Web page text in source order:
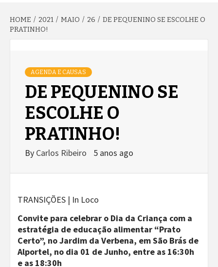
HOME 2021 MAIO 26
DE PEQUENINO SE ESCOLHE O
PRATINHO!
AGENDA E CAUSAS
DE PEQUENINO SE
ESCOLHE O
PRATINHO!
By Carlos Ribeiro 5 anos ago
TRANSIÇÕES | In Loco
Convite para celebrar o Dia da Criança com a
estratégia de educação alimentar “Prato
Certo”, no Jardim da Verbena, em São Brás de
Alportel, no dia 01 de Junho, entre as 16:30h
e as 18:30h